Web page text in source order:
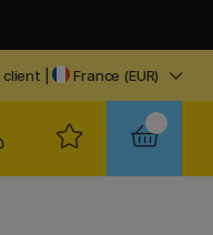
client | France (EUR)